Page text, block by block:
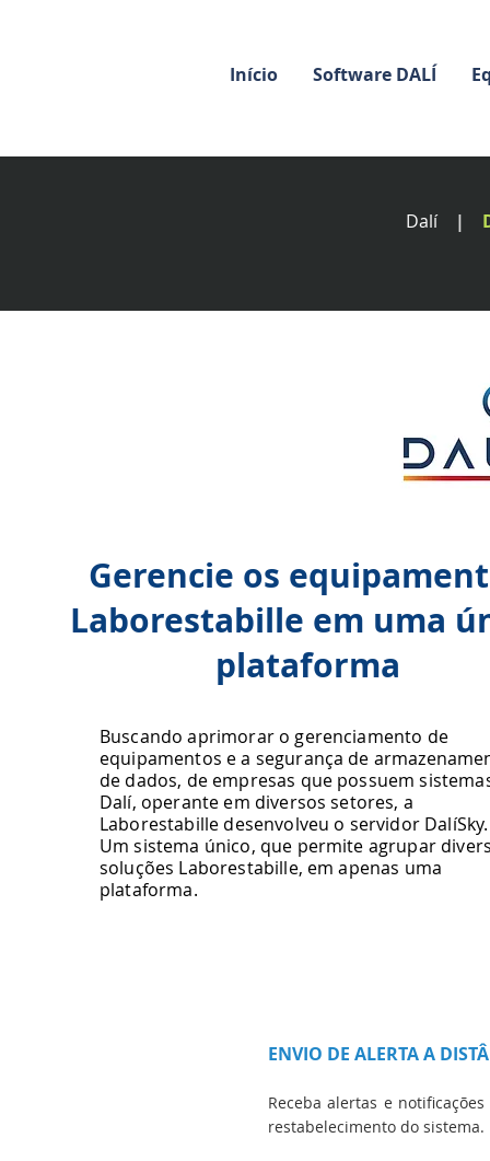
Início Software DALÍ
Dalí |
Gerencie os
Laborestabille em uma
plataforma
Buscando aprimorar o gerenciamento de
equipamentos e a segurança de
de dados, de empresas que possuem
Dalí, operante em diversos setores, a
Laborestabille desenvolveu o servidor DalíSky.
Um sistema único, que permite agrupar
soluções Laborestabille, em apenas uma
plataforma.
ENVIO DE ALERTA A
Receba alertas e
restabelecimento do sistema.